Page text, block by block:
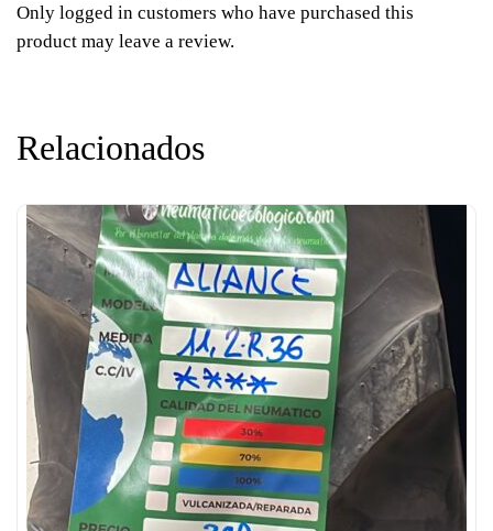
Only logged in customers who have purchased this
product may leave a review.
Relacionados